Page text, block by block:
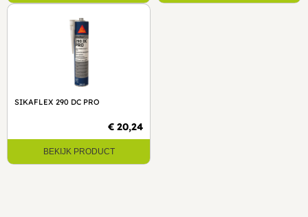
SIKAFLEX 290 DC PRO
€ 20,24
BEKIJK PRODUCT